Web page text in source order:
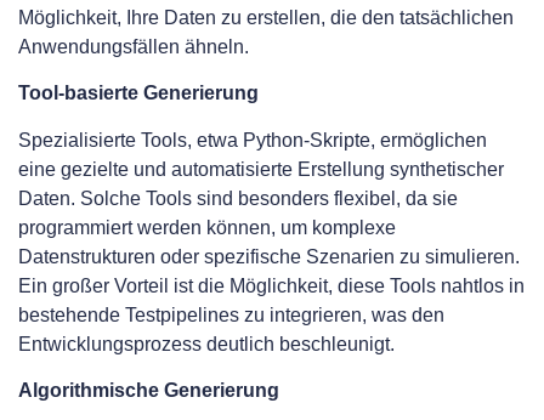
Möglichkeit, Ihre Daten zu erstellen, die den tatsächlichen
Anwendungsfällen ähneln.
Tool-basierte Generierung
Spezialisierte Tools, etwa Python-Skripte, ermöglichen
eine gezielte und automatisierte Erstellung synthetischer
Daten. Solche Tools sind besonders flexibel, da sie
programmiert werden können, um komplexe
Datenstrukturen oder spezifische Szenarien zu simulieren.
Ein großer Vorteil ist die Möglichkeit, diese Tools nahtlos in
bestehende Testpipelines zu integrieren, was den
Entwicklungsprozess deutlich beschleunigt.
Algorithmische Generierung